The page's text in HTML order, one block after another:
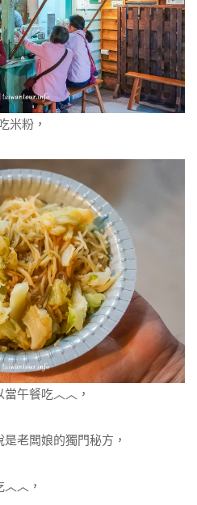
米粉，
午餐吃︿︿，
老闆娘的獨門秘方，
，